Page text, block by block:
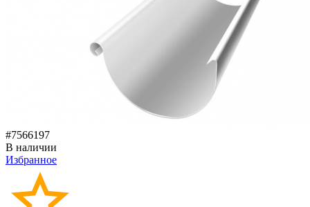
#7566197
В наличии
Избранное